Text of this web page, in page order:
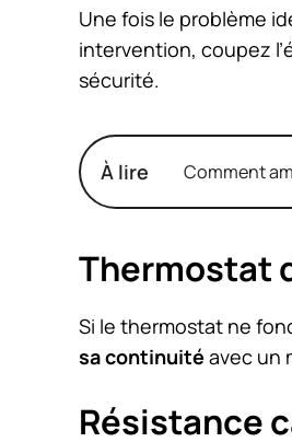
Une fois le problème
intervention, coupez
sécurité.
À lire Comment
Thermostat
Si le thermostat ne
sa continuité avec un
Résistance